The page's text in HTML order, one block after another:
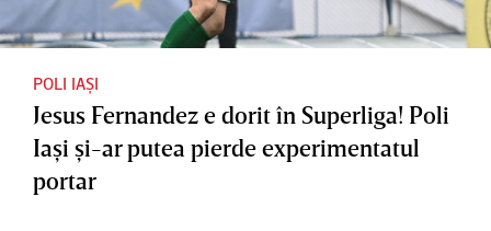
desfiinţăr
ii
POLI IAȘI
Jesus Fernandez e dorit în Superliga! Poli
Iaşi şi-ar putea pierde experimentatul
portar